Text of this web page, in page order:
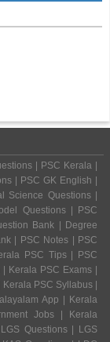
| PSC Kerala |
| PSC GK English |
Science Questions |
Questions | PSC
Bank | Degree
| PSC Notes | PSC
PSC Tips | PSC
Kerala PSC Exams |
PSC Syllabus |
App | Kerala
Jobs | Kerala
Questions | LGS